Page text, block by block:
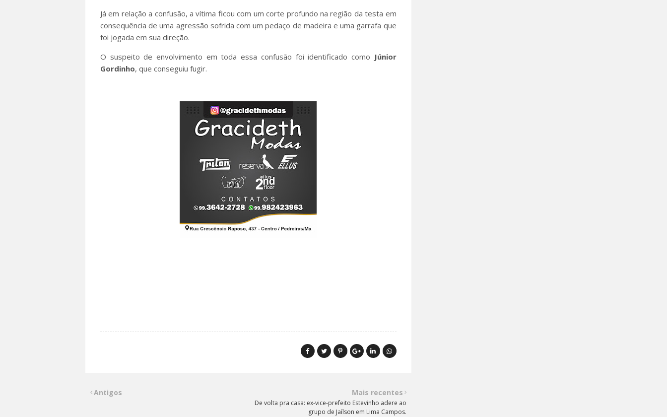
Já em relação a confusão, a vítima ficou com um corte profundo na região da testa em
consequência de uma agressão sofrida com um pedaço de madeira e uma garrafa que
foi jogada em sua direção.
O suspeito de envolvimento em toda essa confusão foi identificado como Júnior
Gordinho, que conseguiu fugir.
Mais recentes
De volta pra casa: ex-vice-prefeito Estevinho adere ao
grupo de Jaílson em Lima Campos.
Antigos